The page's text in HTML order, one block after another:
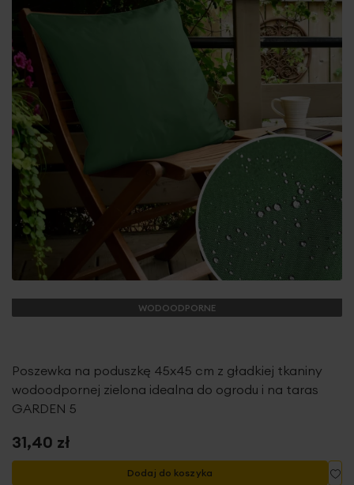
WODOODPORNE
Poszewka na poduszkę 45x45 cm z gładkiej tkaniny
wodoodpornej zielona idealna do ogrodu i na taras
GARDEN 5
31,40 zł
Dodaj do koszyka